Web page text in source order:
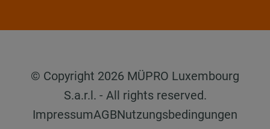
© Copyright 2026 MÜPRO Luxembourg
S.a.r.l. - All rights reserved.
ImpressumAGBNutzungsbedingungen